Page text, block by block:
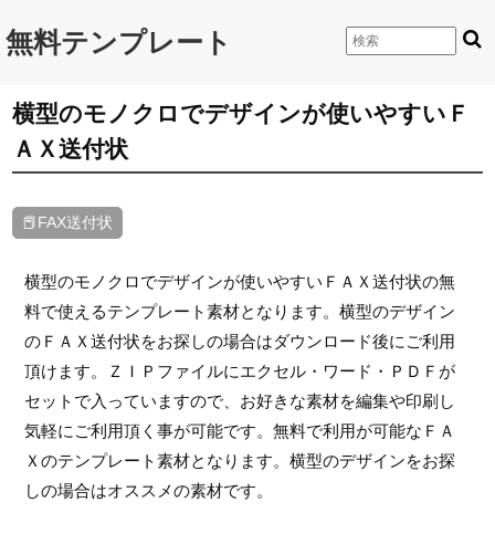
無料テンプレート
横型のモノクロでデザインが使いやすいＦ
ＡＸ送付状
📕FAX送付状
横型のモノクロでデザインが使いやすいＦＡＸ送付状の無
料で使えるテンプレート素材となります。横型のデザイン
のＦＡＸ送付状をお探しの場合はダウンロード後にご利用
頂けます。ＺＩＰファイルにエクセル・ワード・ＰＤＦが
セットで入っていますので、お好きな素材を編集や印刷し
気軽にご利用頂く事が可能です。無料で利用が可能なＦＡ
Ｘのテンプレート素材となります。横型のデザインをお探
しの場合はオススメの素材です。